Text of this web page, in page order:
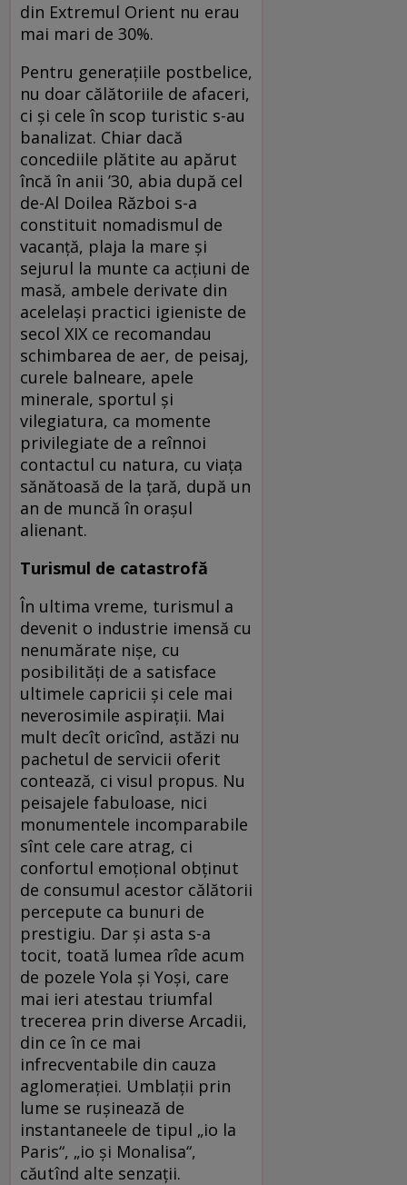
din Extremul Orient nu erau
mai mari de 30%.
Pentru generaţiile postbelice,
nu doar călătoriile de afaceri,
ci şi cele în scop turistic s-au
banalizat. Chiar dacă
concediile plătite au apărut
încă în anii ’30, abia după cel
de-Al Doilea Război s-a
constituit nomadismul de
vacanţă, plaja la mare şi
sejurul la munte ca acţiuni de
masă, ambele derivate din
acelelaşi practici igieniste de
secol XIX ce recomandau
schimbarea de aer, de peisaj,
curele balneare, apele
minerale, sportul şi
vilegiatura, ca momente
privilegiate de a reînnoi
contactul cu natura, cu viaţa
sănătoasă de la ţară, după un
an de muncă în oraşul
alienant.
Turismul de catastrofă
În ultima vreme, turismul a
devenit o industrie imensă cu
nenumărate nişe, cu
posibilităţi de a satisface
ultimele capricii şi cele mai
neverosimile aspiraţii. Mai
mult decît oricînd, astăzi nu
pachetul de servicii oferit
contează, ci visul propus. Nu
peisajele fabuloase, nici
monumentele incomparabile
sînt cele care atrag, ci
confortul emoţional obţinut
de consumul acestor călătorii
percepute ca bunuri de
prestigiu. Dar şi asta s-a
tocit, toată lumea rîde acum
de pozele Yola şi Yoşi, care
mai ieri atestau triumfal
trecerea prin diverse Arcadii,
din ce în ce mai
infrecventabile din cauza
aglomeraţiei. Umblaţii prin
lume se ruşinează de
instantaneele de tipul „io la
Paris“, „io şi Monalisa“,
căutînd alte senzaţii.